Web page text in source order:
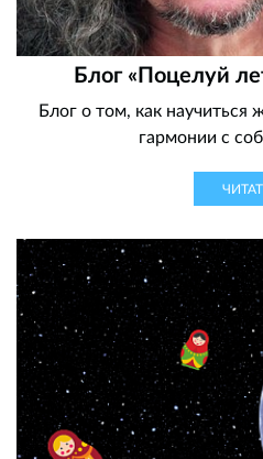
Блог «Поцелуй
Блог о том, как научиться
гармонии с